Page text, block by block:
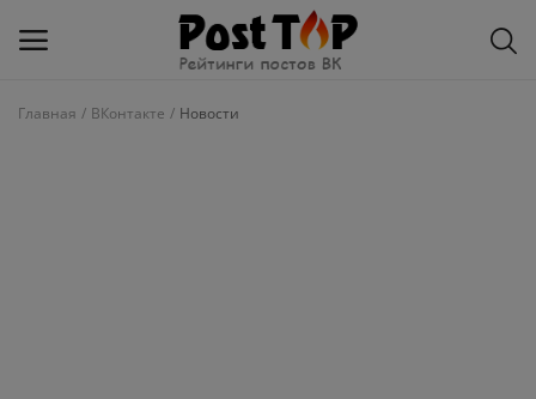
Главная ВКонтакте Новости